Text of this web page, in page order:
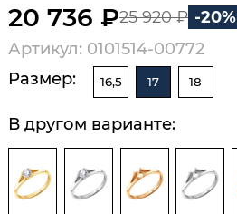
20 736 ₽25 920 ₽ -20%
Артикул: 0101514-00772
Размер:
16,5 17 18
В другом варианте: